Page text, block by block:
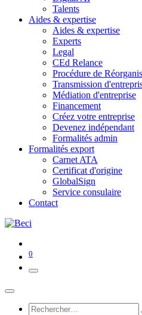
Talents
Aides & expertise
Aides & expertise
Experts
Legal
CEd Relance
Procédure de
Transmission
Médiation d'entreprise
Financement
Créez votre entreprise
Devenez indépendant
Formalités admin
Formalités export
Carnet ATA
Certificat d'origine
GlobalSign
Service consulaire
Contact
0